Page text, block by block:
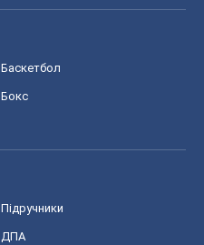
Баскетбол
Бокс
Підручники
ДПА